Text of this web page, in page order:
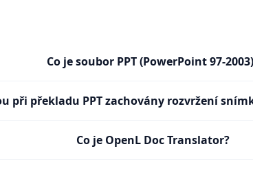
Co je soubor PPT (PowerPoint 97-
při překladu PPT zachovány rozvržení
Co je OpenL Doc Translator?